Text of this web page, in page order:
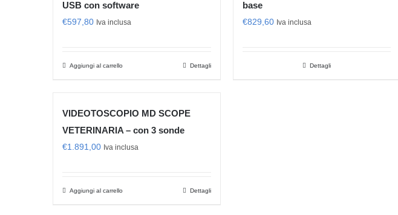
USB con software
€597,80 Iva inclusa
Aggiungi al carrello Dettagli
base
€829,60 Iva inclusa
Dettagli
VIDEOTOSCOPIO MD SCOPE
VETERINARIA – con 3 sonde
€1.891,00 Iva inclusa
Aggiungi al carrello Dettagli